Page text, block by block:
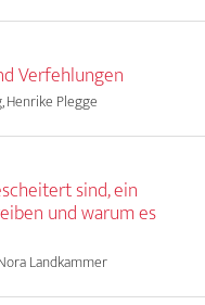
Verfehlungen
Plegge
sind, ein
und warum es
Landkammer